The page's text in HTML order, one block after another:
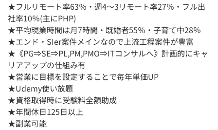
★フルリモート率63％・週4～3リモート率27％・フル出
社率10％(主にPHP)
★平均現業時間は月7時間・既婚者55％・子育て中28％
★エンド・SIer案件メインなので上流工程案件が豊富
★《PG⇒SE⇒PL,PM,PMO⇒ITコンサルへ》計画的にキャ
リアアップの仕組み有
★営業に目標を設定することで毎年単価UP
★Udemy使い放題
★資格取得時に受験料全額助成
★年間休日125日以上
★副業可能